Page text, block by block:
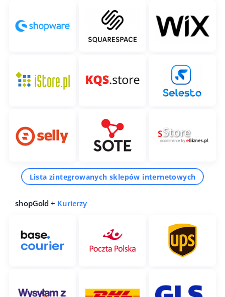
Lista zintegrowanych sklepów internetowych
shopGold + Kurierzy